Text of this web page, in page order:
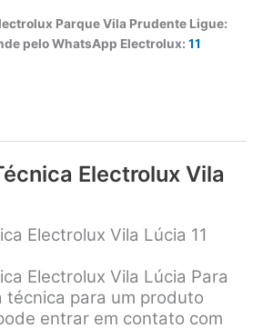
Parque Vila Prudente Ligue:
pelo WhatsApp Electrolux:11
Electrolux Vila
Electrolux Vila Lúcia 11
Electrolux Vila Lúcia Para
técnica para um produto
entrar em contato com